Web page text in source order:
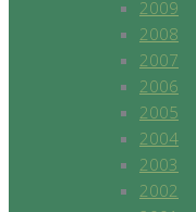
2009
2008
2007
2006
2005
2004
2003
2002